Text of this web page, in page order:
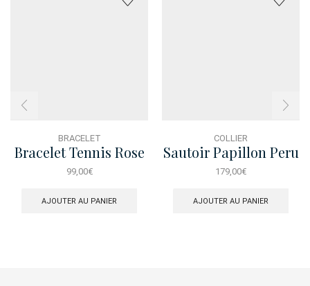
BRACELET
Bracelet Tennis Rose
99,00€
AJOUTER AU PANIER
COLLIER
Sautoir Papillon Peru
179,00€
AJOUTER AU PANIER